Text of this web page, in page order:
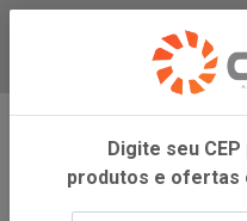
Digite seu
produtos e ofertas